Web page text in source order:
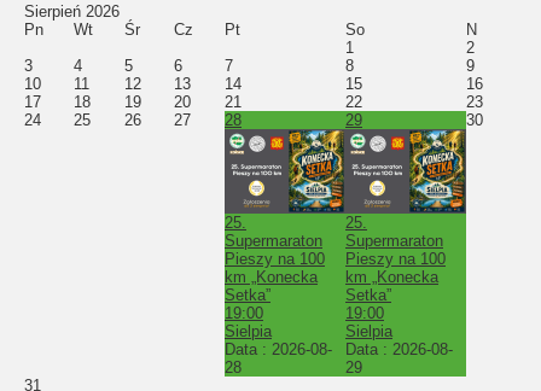
Sierpień 2026
Pn
Wt Śr Cz Pt So
N
1
2
3
4 5 6 7 8
9
10
11 12 13 14 15
16
17
18 19 20 21 22
23
24
25 26 27 28
25.
Supermaraton
Pieszy na 100
km „Konecka
Setka”
19:00
Sielpia
Data : 2026-08-
28
29
25.
Supermaraton
Pieszy na 100
km „Konecka
Setka”
19:00
Sielpia
Data : 2026-08-
29
30
31